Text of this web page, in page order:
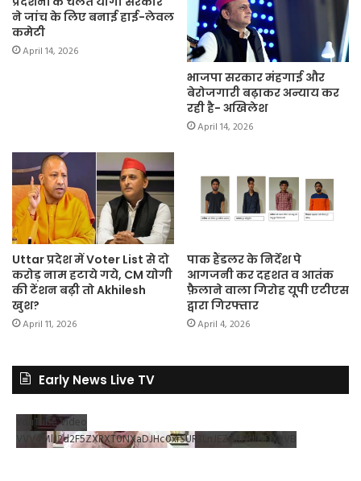
ने जांच के लिए बनाई हाई-लेवल
कमेटी
April 14, 2026
भाजपा सरकार मंहगाई और
बेरोजगारी बढ़ाकर अन्याय कर
रही है- अखिलेश
April 14, 2026
Uttar प्रदेश में Voter List से दो
करोड़ नाम हटाये गये, CM योगी
की टेंशन बढ़ी तो Akhilesh
खुश?
April 11, 2026
पाक हैंडलर के निर्देश पे
आगजनी कर दहशत व आतंक
फ़ैलाने वाला गिरोह यूपी एटीएस
द्वारा गिरफ्तार
April 4, 2026
Early News Live TV
YouTube Video
VVV4MlJ2d2F5ZXRXT0NXaDJHc0xrSUR3LnJEZDRNdlNDX2VB